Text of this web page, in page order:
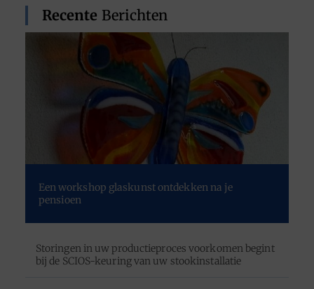
Recente Berichten
Een workshop glaskunst ontdekken na je
pensioen
Storingen in uw productieproces voorkomen begint
bij de SCIOS-keuring van uw stookinstallatie